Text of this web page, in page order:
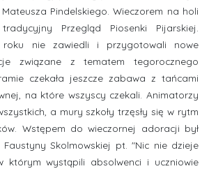
Pindelskiego. Wieczorem na holi
Przegląd Piosenki Pijarskiej.
nie zawiedli i przygotowali nowe
związane z tematem tegorocznego
czekała jeszcze zabawa z tańcami
na które wszyscy czekali. Animatorzy
a mury szkoły trzęsły się w rytm
Wstępem do wieczornej adoracji był
Skolmowskiej pt. "Nic nie dzieje
którym wystąpili absolwenci i uczniowie